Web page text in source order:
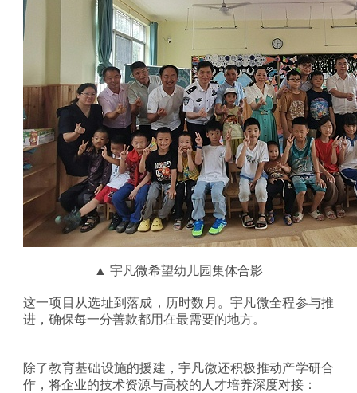
▲ 宇凡微希望幼儿园集体合影
这一项目从选址到落成，历时数月。宇凡微全程参与推
进，确保每一分善款都用在最需要的地方。
除了教育基础设施的援建，宇凡微还积极推动产学研合
作，将企业的技术资源与高校的人才培养深度对接：